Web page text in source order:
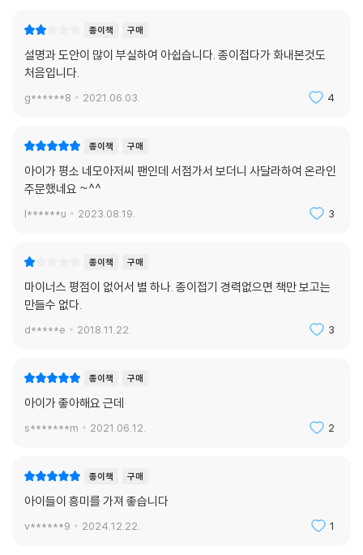
종이책 구매
설명과 도안이 많이 부실하여 아쉽습니다. 종이접다가 화내본것도
처음입니다.
g******8 2021.06.03. 4
종이책 구매
아이가 평소 네모아저씨 팬인데 서점가서 보더니 사달라하여 온라인
주문했네요 ~^^
l******u 2023.08.19. 3
종이책 구매
마이너스 평점이 없어서 별 하나. 종이접기 경력없으면 책만 보고는
만들수 없다.
d*****e 2018.11.22. 3
종이책 구매
아이가 좋아해요 근데
s*******m 2021.06.12. 2
종이책 구매
아이들이 흥미를 가져 좋습니다
v******9 2024.12.22. 1